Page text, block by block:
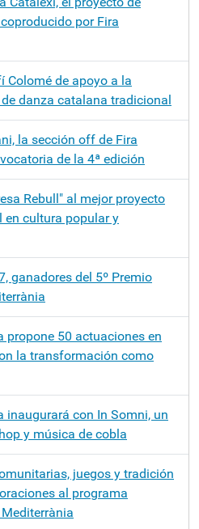
por Fira
Colomé de apoyo a la
danza catalana tradicional
la sección off de Fira
de la 4ª edición
Rebull" al mejor proyecto
en cultura popular y
ganadores del 5º Premio
propone 50 actuaciones en
la transformación como
inaugurará con In Somni, un
y música de cobla
juegos y tradición
al programa